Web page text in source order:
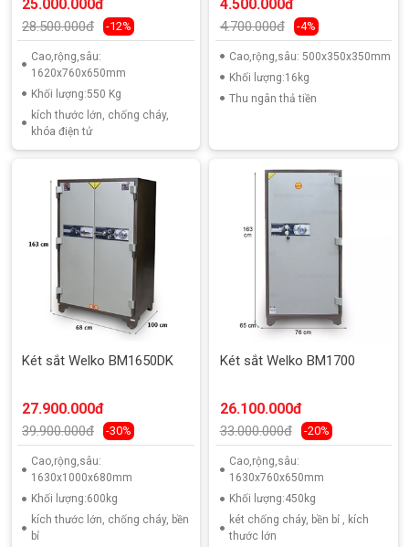
25.000.000đ
28.500.000đ -12%
Cao,rộng,sâu:
1620x760x650mm
Khối lượng:550 Kg
kích thước lớn, chống cháy,
khóa điện tử
4.500.000đ
4.700.000đ -4%
Cao,rộng,sâu: 500x350x350mm
Khối lượng:16kg
Thu ngân thả tiền
Két sắt Welko BM1650DK
27.900.000đ
39.900.000đ -30%
Cao,rộng,sâu:
1630x1000x680mm
Khối lượng:600kg
kích thước lớn, chống cháy, bền
bỉ
Két sắt Welko BM1700
26.100.000đ
33.000.000đ -20%
Cao,rộng,sâu:
1630x760x650mm
Khối lượng:450kg
két chống cháy, bền bỉ , kích
thước lớn